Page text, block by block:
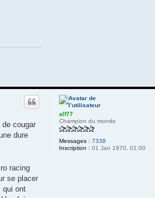
alf77
Champion du monde
Messages : 7338
Inscription : 01 Jan 1970, 01:00
cougar
dure
racing
se placer
qui ont